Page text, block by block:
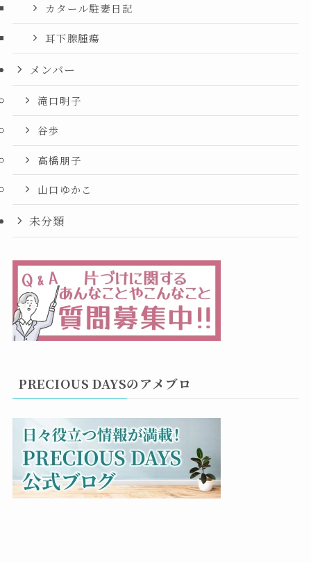
カタール駐妻日記
耳下腺腫瘍
メンバー
滝口明子
谷歩
高橋朋子
山口ゆかこ
未分類
PRECIOUS DAYSのアメブロ